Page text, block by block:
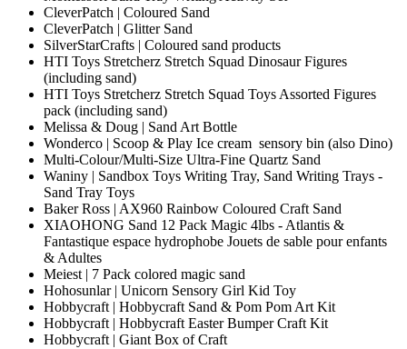
CleverPatch | Coloured Sand
CleverPatch | Glitter Sand
SilverStarCrafts | Coloured sand products
HTI Toys Stretcherz Stretch Squad Dinosaur Figures
(including sand)
HTI Toys Stretcherz Stretch Squad Toys Assorted Figures
pack (including sand)
Melissa & Doug | Sand Art Bottle
Wonderco | Scoop & Play Ice cream sensory bin (also Dino)
Multi-Colour/Multi-Size Ultra-Fine Quartz Sand
Waniny | Sandbox Toys Writing Tray, Sand Writing Trays -
Sand Tray Toys
Baker Ross | AX960 Rainbow Coloured Craft Sand
XIAOHONG Sand 12 Pack Magic 4lbs - Atlantis &
Fantastique espace hydrophobe Jouets de sable pour enfants
& Adultes
Meiest | 7 Pack colored magic sand
Hohosunlar | Unicorn Sensory Girl Kid Toy
Hobbycraft | Hobbycraft Sand & Pom Pom Art Kit
Hobbycraft | Hobbycraft Easter Bumper Craft Kit
Hobbycraft | Giant Box of Craft